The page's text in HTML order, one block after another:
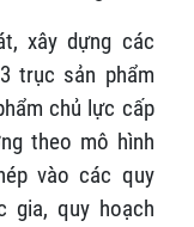
xây dựng các
trục sản phẩm
chủ lực cấp
theo mô hình
vào các quy
gia, quy hoạch